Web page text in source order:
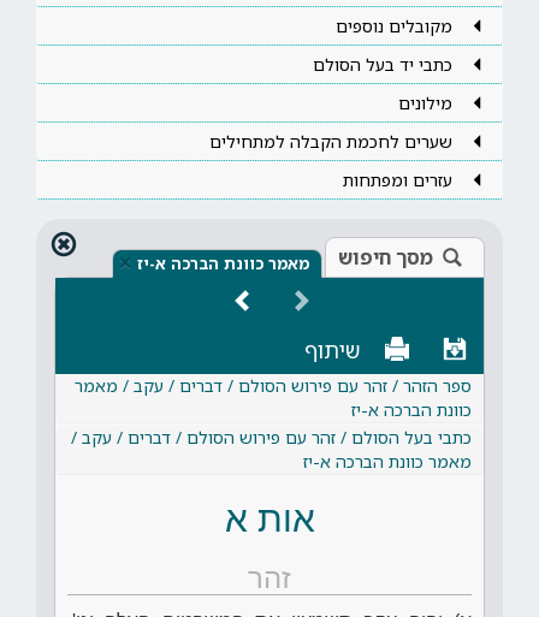
מקובלים נוספים
כתבי יד בעל הסולם
מילונים
שערים לחכמת הקבלה למתחילים
עזרים ומפתחות
מסך חיפוש מאמר כוונת הברכה א-יז ×
שיתוף
ספר הזהר / זהר עם פירוש הסולם / דברים / עקב / מאמר
כוונת הברכה א-יז
כתבי בעל הסולם / זהר עם פירוש הסולם / דברים / עקב /
מאמר כוונת הברכה א-יז
אות א
זהר